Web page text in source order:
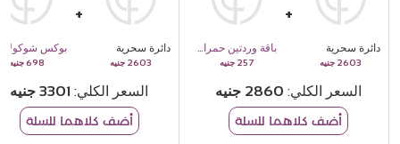
دائرة سحرية
2603
باقة وردتين حمراوين
257
السعر الكلي 2860
أضف كلاهما للسلة
دائرة سحرية
2603
698
السعر الكلي 3301
أضف كلاهما للسلة